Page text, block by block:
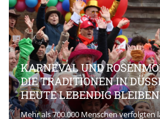
KARNEVAL UND
DIE TRADITIONEN IN
HEUTE LEBENDIG BLEIBEN
Mehr als 700.000 Menschen verfolgten